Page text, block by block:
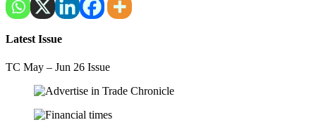
Latest Issue
TC May – Jun 26 Issue